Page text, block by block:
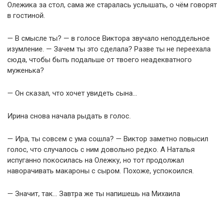
Олежика за стол, сама же старалась услышать, о чём говорят
в гостиной.
— В смысле ты? — в голосе Виктора звучало неподдельное
изумление. — Зачем ты это сделала? Разве ты не переехала
сюда, чтобы быть подальше от твоего неадекватного
муженька?
— Он сказал, что хочет увидеть сына…
Ирина снова начала рыдать в голос.
— Ира, ты совсем с ума сошла? — Виктор заметно повысил
голос, что случалось с ним довольно редко. А Наталья
испуганно покосилась на Олежку, но тот продолжал
наворачивать макароны с сыром. Похоже, успокоился.
— Значит, так… Завтра же ты напишешь на Михаила